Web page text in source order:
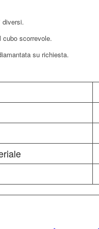
scorrevole.
su richiesta.